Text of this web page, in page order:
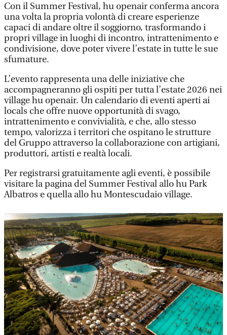
Con il Summer Festival, hu openair conferma ancora
una volta la propria volontà di creare esperienze
capaci di andare oltre il soggiorno, trasformando i
propri village in luoghi di incontro, intrattenimento e
condivisione, dove poter vivere l’estate in tutte le sue
sfumature.
L’evento rappresenta una delle iniziative che
accompagneranno gli ospiti per tutta l’estate 2026 nei
village hu openair. Un calendario di eventi aperti ai
locals che offre nuove opportunità di svago,
intrattenimento e convivialità, e che, allo stesso
tempo, valorizza i territori che ospitano le strutture
del Gruppo attraverso la collaborazione con artigiani,
produttori, artisti e realtà locali.
Per registrarsi gratuitamente agli eventi, è possibile
visitare la pagina del Summer Festival allo hu Park
Albatros e quella allo hu Montescudaio village.